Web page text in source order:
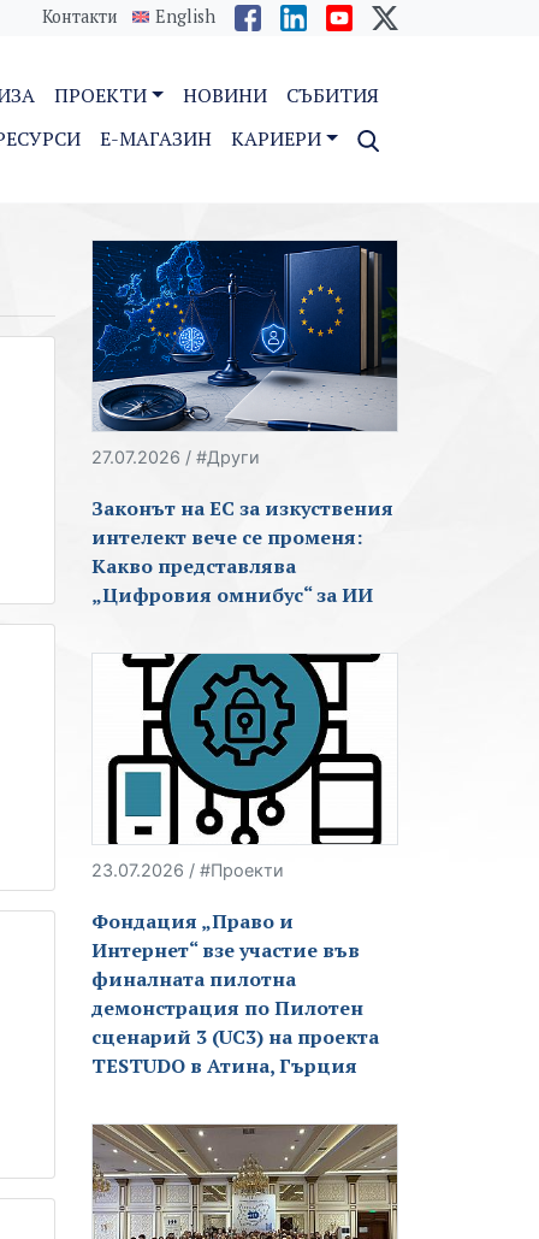
Контакти English
ПРОЕКТИ НОВИНИ
СЪБИТИЯ
E-МАГАЗИН КАРИЕРИ
27.07.2026 / #Други
Законът на ЕС за изкуствения
интелект вече се променя:
Какво представлява
„Цифровия омнибус“ за ИИ
23.07.2026 / #Проекти
Фондация „Право и
Интернет“ взе участие във
финалната пилотна
демонстрация по Пилотен
сценарий 3 (UC3) на проекта
TESTUDO в Атина, Гърция